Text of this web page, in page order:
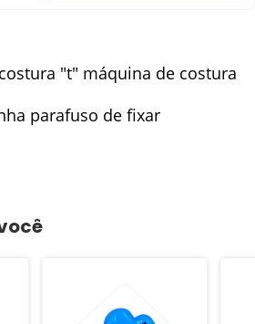
"t" máquina de costura
parafuso de fixar